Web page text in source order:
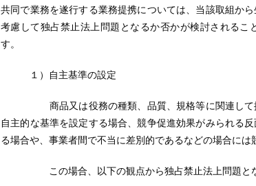
共同で業務を遂行する業務提携については、当該取組か
考慮して独占禁止法上問題となるか否かが検討されるこ
す。
１）自主基準の設定
商品又は役務の種類、品質、規格等に関連して推
自主的な基準を設定する場合、競争促進効果がみられる
る場合や、事業者間で不当に差別的であるなどの場合には
この場合、以下の観点から独占禁止法上問題とな